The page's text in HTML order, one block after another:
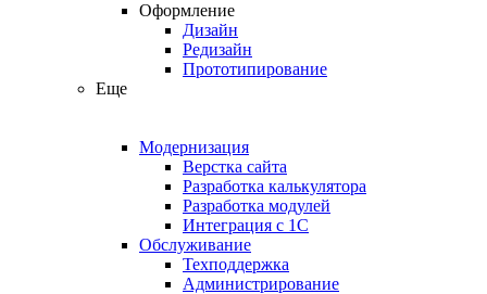
Оформление
Дизайн
Редизайн
Прототипирование
Еще
Модернизация
Верстка сайта
Разработка калькулятора
Разработка модулей
Интеграция с 1С
Обслуживание
Техподдержка
Администрирование